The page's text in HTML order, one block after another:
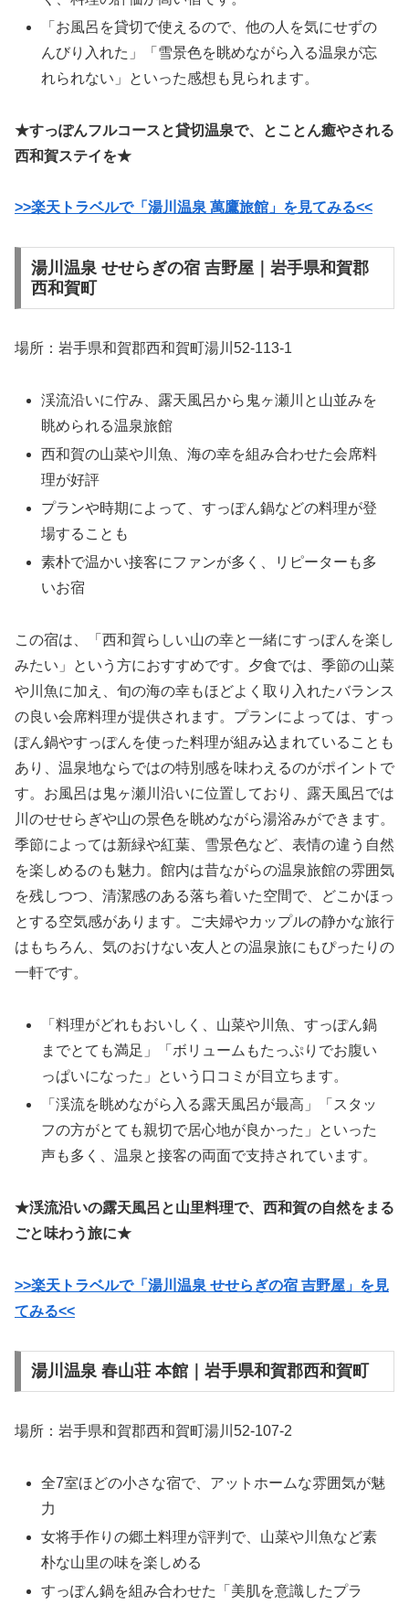
「お風呂を貸切で使えるので、他の人を気にせずの
んびり入れた」「雪景色を眺めながら入る温泉が忘
れられない」といった感想も見られます。
★すっぽんフルコースと貸切温泉で、とことん癒やされる
西和賀ステイを★
>>楽天トラベルで「湯川温泉 萬鷹旅館」を見てみる<<
湯川温泉 せせらぎの宿 吉野屋｜岩手県和賀郡
西和賀町
場所：岩手県和賀郡西和賀町湯川52-113-1
渓流沿いに佇み、露天風呂から鬼ヶ瀬川と山並みを
眺められる温泉旅館
西和賀の山菜や川魚、海の幸を組み合わせた会席料
理が好評
プランや時期によって、すっぽん鍋などの料理が登
場することも
素朴で温かい接客にファンが多く、リピーターも多
いお宿
この宿は、「西和賀らしい山の幸と一緒にすっぽんを楽し
みたい」という方におすすめです。夕食では、季節の山菜
や川魚に加え、旬の海の幸もほどよく取り入れたバランス
の良い会席料理が提供されます。プランによっては、すっ
ぽん鍋やすっぽんを使った料理が組み込まれていることも
あり、温泉地ならではの特別感を味わえるのがポイントで
す。お風呂は鬼ヶ瀬川沿いに位置しており、露天風呂では
川のせせらぎや山の景色を眺めながら湯浴みができます。
季節によっては新緑や紅葉、雪景色など、表情の違う自然
を楽しめるのも魅力。館内は昔ながらの温泉旅館の雰囲気
を残しつつ、清潔感のある落ち着いた空間で、どこかほっ
とする空気感があります。ご夫婦やカップルの静かな旅行
はもちろん、気のおけない友人との温泉旅にもぴったりの
一軒です。
「料理がどれもおいしく、山菜や川魚、すっぽん鍋
までとても満足」「ボリュームもたっぷりでお腹い
っぱいになった」という口コミが目立ちます。
「渓流を眺めながら入る露天風呂が最高」「スタッ
フの方がとても親切で居心地が良かった」といった
声も多く、温泉と接客の両面で支持されています。
★渓流沿いの露天風呂と山里料理で、西和賀の自然をまる
ごと味わう旅に★
>>楽天トラベルで「湯川温泉 せせらぎの宿 吉野屋」を見
てみる<<
湯川温泉 春山荘 本館｜岩手県和賀郡西和賀町
場所：岩手県和賀郡西和賀町湯川52-107-2
全7室ほどの小さな宿で、アットホームな雰囲気が魅
力
女将手作りの郷土料理が評判で、山菜や川魚など素
朴な山里の味を楽しめる
すっぽん鍋を組み合わせた「美肌を意識したプラ